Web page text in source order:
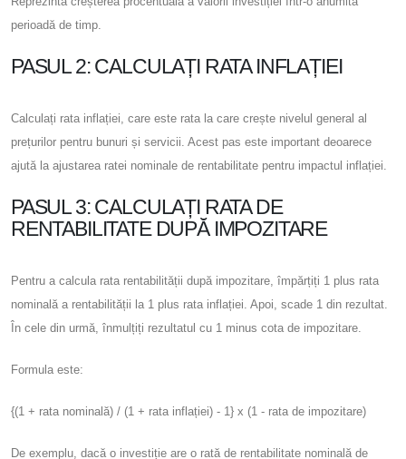
perioadă de timp.
PASUL 2: CALCULAȚI RATA INFLAȚIEI
Calculați rata inflației, care este rata la care crește nivelul general al
prețurilor pentru bunuri și servicii. Acest pas este important deoarece
ajută la ajustarea ratei nominale de rentabilitate pentru impactul inflației.
PASUL 3: CALCULAȚI RATA DE
RENTABILITATE DUPĂ IMPOZITARE
Pentru a calcula rata rentabilității după impozitare, împărțiți 1 plus rata
nominală a rentabilității la 1 plus rata inflației. Apoi, scade 1 din rezultat.
În cele din urmă, înmulțiți rezultatul cu 1 minus cota de impozitare.
Formula este:
{(1 + rata nominală) / (1 + rata inflației) - 1} x (1 - rata de impozitare)
De exemplu, dacă o investiție are o rată de rentabilitate nominală de